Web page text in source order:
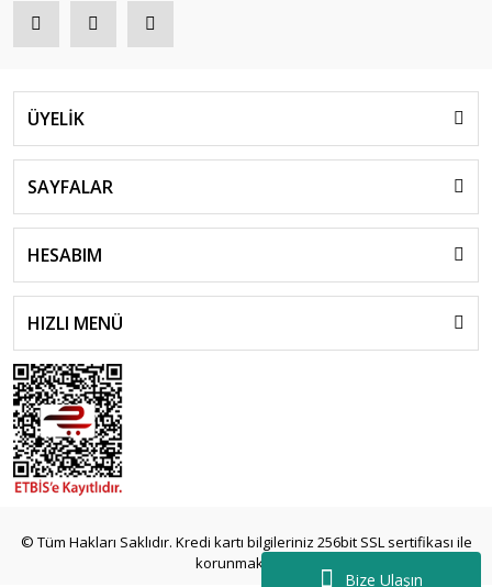
Bize Ulaşın
ÜYELİK
SAYFALAR
HESABIM
HIZLI MENÜ
© Tüm Hakları Saklıdır. Kredi kartı bilgileriniz 256bit SSL sertifikası ile
korunmaktadır.